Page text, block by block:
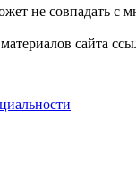
не совпадать с
сайта